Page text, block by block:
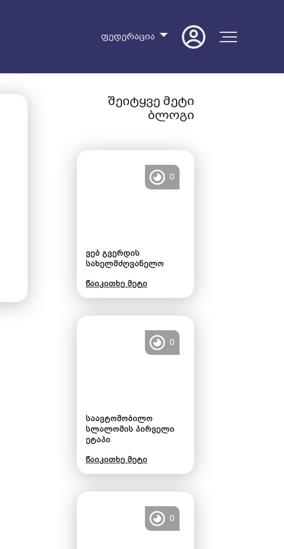
ფედერაცია
შეიტყვე მეტი
ბლოგი
0
ვებ გვერდის
სახელმძღვანელო
წაიკითხე მეტი
0
საავტომობილო
სლალომის პირველი
ეტაპი
წაიკითხე მეტი
0